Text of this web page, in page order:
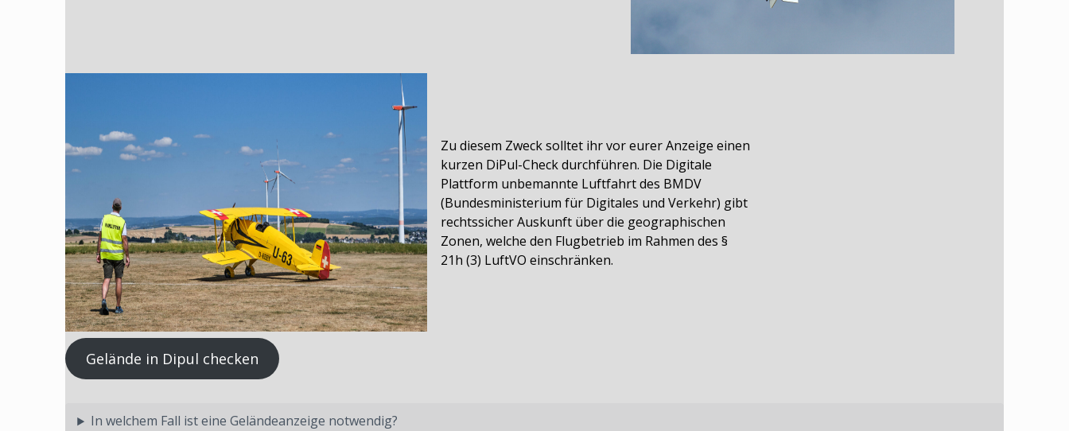
Zu diesem Zweck solltet ihr vor eurer Anzeige einen
kurzen DiPul-Check durchführen. Die Digitale
Plattform unbemannte Luftfahrt des BMDV
(Bundesministerium für Digitales und Verkehr) gibt
rechtssicher Auskunft über die geographischen
Zonen, welche den Flugbetrieb im Rahmen des §
21h (3) LuftVO einschränken.
Gelände in Dipul checken
In welchem Fall ist eine Geländeanzeige notwendig?